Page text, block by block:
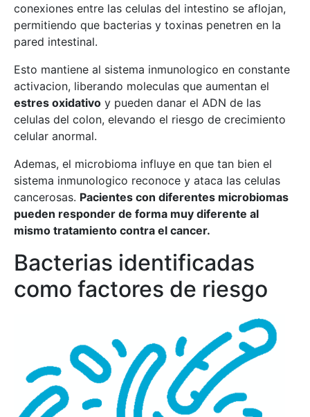
conexiones entre las celulas del intestino se aflojan,
permitiendo que bacterias y toxinas penetren en la
pared intestinal.
Esto mantiene al sistema inmunologico en constante
activacion, liberando moleculas que aumentan el
estres oxidativo y pueden danar el ADN de las
celulas del colon, elevando el riesgo de crecimiento
celular anormal.
Ademas, el microbioma influye en que tan bien el
sistema inmunologico reconoce y ataca las celulas
cancerosas. Pacientes con diferentes microbiomas
pueden responder de forma muy diferente al
mismo tratamiento contra el cancer.
Bacterias identificadas
como factores de riesgo